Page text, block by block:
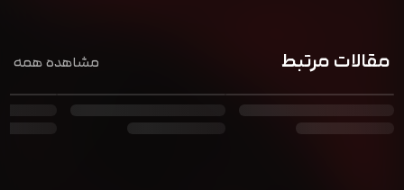
مقالات مرتبط مشاهده همه